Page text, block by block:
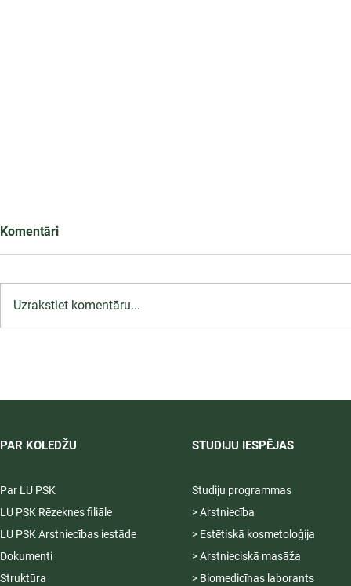
Komentāri
Uzrakstiet komentāru...
PAR KOLEDŽU
Par LU PSK
LU PSK Rēzeknes filiāle
LU PSK Ārstniecības iestāde
Dokumenti
Struktūra
STUDIJU IESPĒJAS
Studiju programmas
> Ārstniecība
> Estētiskā kosmetoloģija
> Ārstnieciskā masāža
> Biomedicīnas laborants